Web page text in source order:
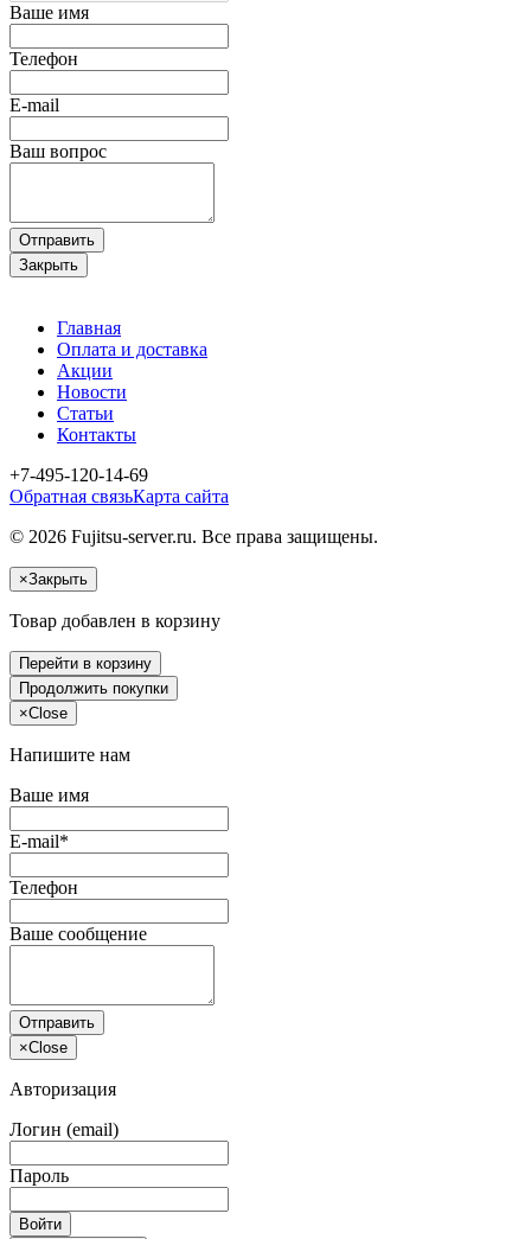
Ваше имя
Телефон
E-mail
Ваш вопрос
Отправить
Закрыть
Главная
Оплата и доставка
Акции
Новости
Статьи
Контакты
+7-495-120-14-69
Обратная связьКарта сайта
© 2026 Fujitsu-server.ru. Все права защищены.
×Закрыть
Товар добавлен в корзину
Перейти в корзину
Продолжить покупки
×Close
Напишите нам
Ваше имя
E-mail*
Телефон
Ваше сообщение
Отправить
×Close
Авторизация
Логин (email)
Пароль
Войти